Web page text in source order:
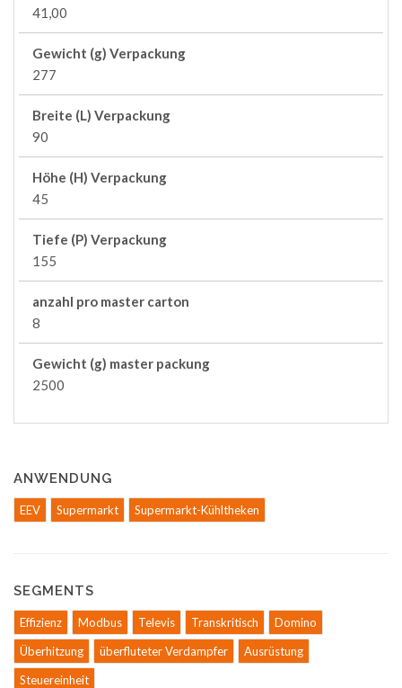
41,00
Gewicht (g) Verpackung
277
Breite (L) Verpackung
90
Höhe (H) Verpackung
45
Tiefe (P) Verpackung
155
anzahl pro master carton
8
Gewicht (g) master packung
2500
ANWENDUNG
EEV Supermarkt Supermarkt-Kühltheken
SEGMENTS
Effizienz Modbus Televis Transkritisch
Domino
Überhitzung
überfluteter Verdampfer
Ausrüstung
Steuereinheit